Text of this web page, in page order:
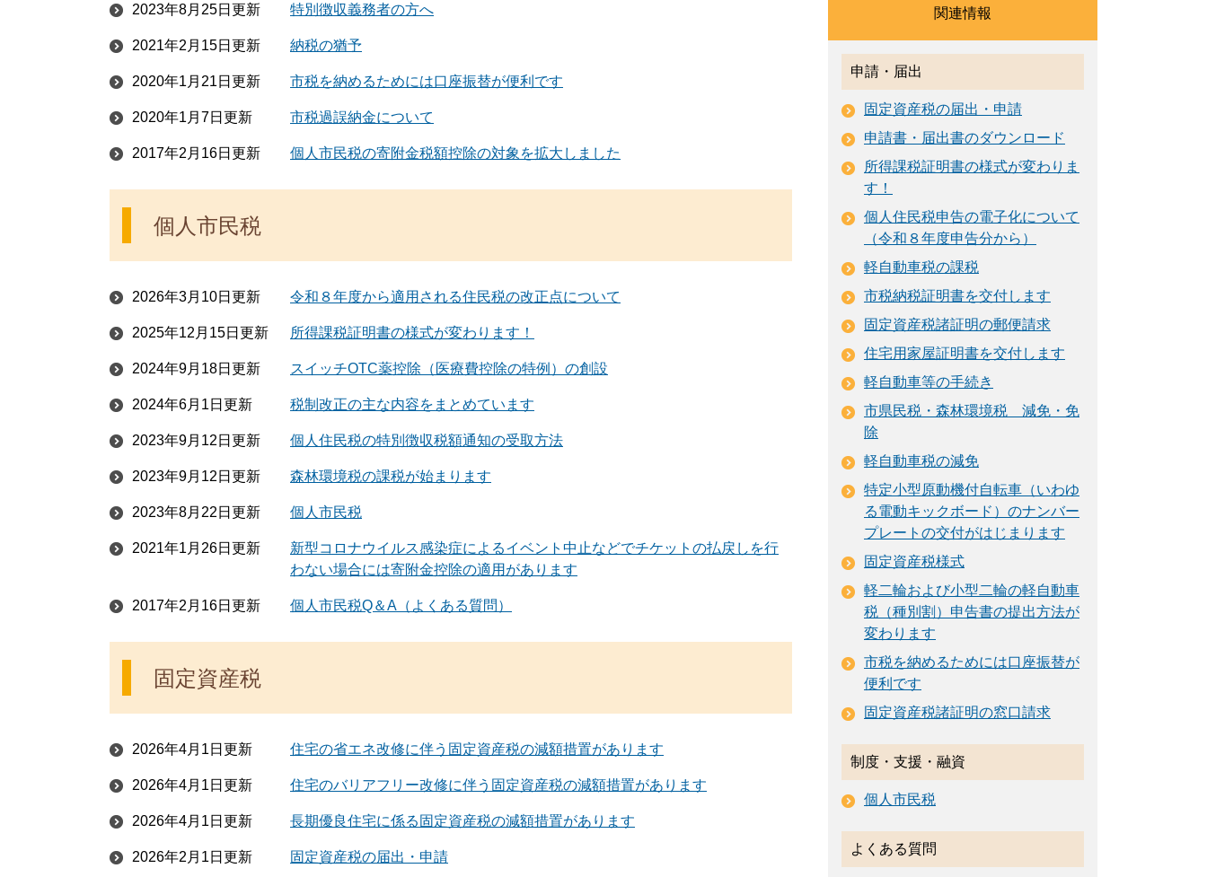
2023年8月25日更新 特別徴収義務者の方へ
2021年2月15日更新 納税の猶予
2020年1月21日更新 市税を納めるためには口座振替が便利です
2020年1月7日更新 市税過誤納金について
2017年2月16日更新 個人市民税の寄附金税額控除の対象を拡大しました
個人市民税
2026年3月10日更新 令和８年度から適用される住民税の改正点について
2025年12月15日更新 所得課税証明書の様式が変わります！
2024年9月18日更新 スイッチOTC薬控除（医療費控除の特例）の創設
2024年6月1日更新 税制改正の主な内容をまとめています
2023年9月12日更新 個人住民税の特別徴収税額通知の受取方法
2023年9月12日更新 森林環境税の課税が始まります
2023年8月22日更新 個人市民税
2021年1月26日更新
新型コロナウイルス感染症によるイベント中止などでチケットの払戻しを行
わない場合には寄附金控除の適用があります
2017年2月16日更新 個人市民税Q＆A（よくある質問）
固定資産税
2026年4月1日更新 住宅の省エネ改修に伴う固定資産税の減額措置があります
2026年4月1日更新 住宅のバリアフリー改修に伴う固定資産税の減額措置があります
2026年4月1日更新 長期優良住宅に係る固定資産税の減額措置があります
2026年2月1日更新 固定資産税の届出・申請
関連情報
申請・届出
固定資産税の届出・申請
申請書・届出書のダウンロード
所得課税証明書の様式が変わりま
す！
個人住民税申告の電子化について
（令和８年度申告分から）
軽自動車税の課税
市税納税証明書を交付します
固定資産税諸証明の郵便請求
住宅用家屋証明書を交付します
軽自動車等の手続き
市県民税・森林環境税 減免・免
除
軽自動車税の減免
特定小型原動機付自転車（いわゆ
る電動キックボード）のナンバー
プレートの交付がはじまります
固定資産税様式
軽二輪および小型二輪の軽自動車
税（種別割）申告書の提出方法が
変わります
市税を納めるためには口座振替が
便利です
固定資産税諸証明の窓口請求
制度・支援・融資
個人市民税
よくある質問